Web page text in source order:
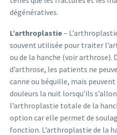
dégénératives.
L’arthroplastie–
souvent utilisée pour traiter
ou de la hanche (voir arthrose).
d’arthrose, les patients ne
canne ou béquille, mais
douleurs la nuit lorsqu’ils
l’arthroplastie totale de la
option car elle permet de
fonction. L’arthroplastie de la